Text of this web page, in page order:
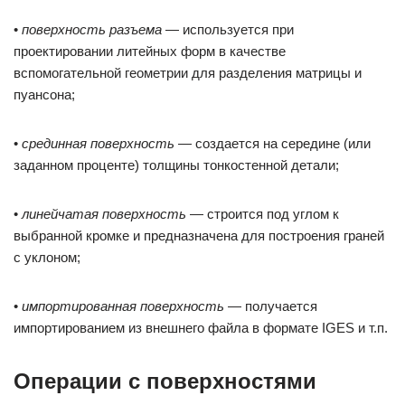
• поверхность разъема — используется при
проектировании литейных форм в качестве
вспомогательной геометрии для разделения матрицы и
пуансона;
• срединная поверхность — создается на середине (или
заданном проценте) толщины тонкостенной детали;
• линейчатая поверхность — строится под углом к
выбранной кромке и предназначена для построения граней
с уклоном;
• импортированная поверхность — получается
импортированием из внешнего файла в формате IGES и т.п.
Операции с поверхностями